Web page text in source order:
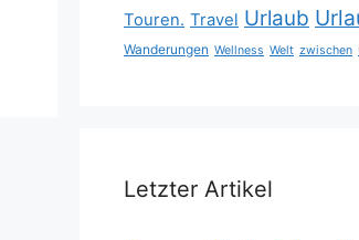
Touren. Travel Urlaub
Wanderungen Wellness Welt zwischen
Letzter Artikel